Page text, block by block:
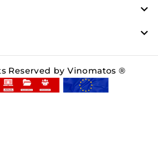


Reserved by Vinomatos ®